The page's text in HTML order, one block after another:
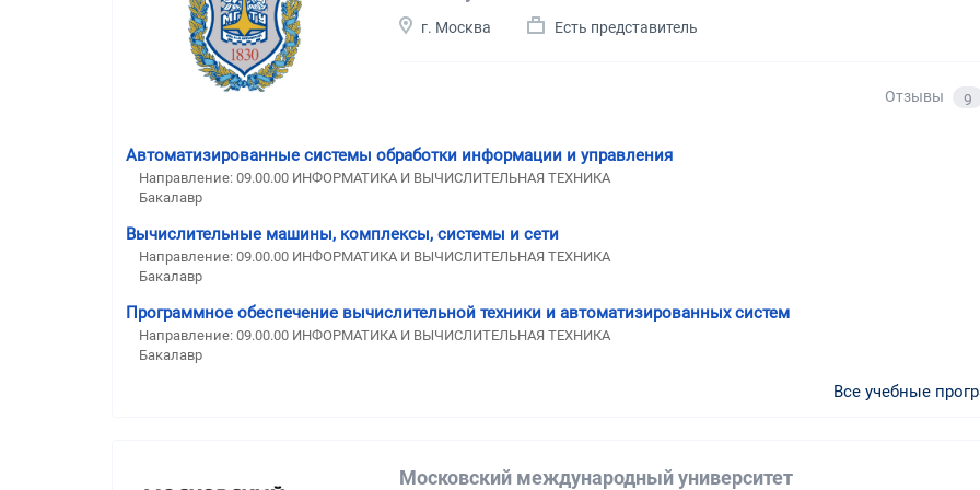
г. Москва Есть представитель
Отзывы 9
Автоматизированные системы обработки информации и управления
Направление: 09.00.00 ИНФОРМАТИКА И ВЫЧИСЛИТЕЛЬНАЯ ТЕХНИКА
Бакалавр
Вычислительные машины, комплексы, системы и сети
Направление: 09.00.00 ИНФОРМАТИКА И ВЫЧИСЛИТЕЛЬНАЯ ТЕХНИКА
Бакалавр
Программное обеспечение вычислительной техники и автоматизированных систем
Направление: 09.00.00 ИНФОРМАТИКА И ВЫЧИСЛИТЕЛЬНАЯ ТЕХНИКА
Бакалавр
Все учебные
Московский международный университет